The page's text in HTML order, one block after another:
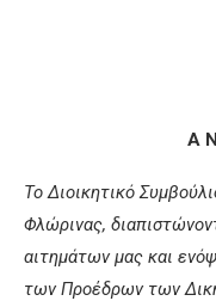
Α
Το Διοικητικό
Φλώρινας,
αιτημάτων μας και
των Προέδρων των